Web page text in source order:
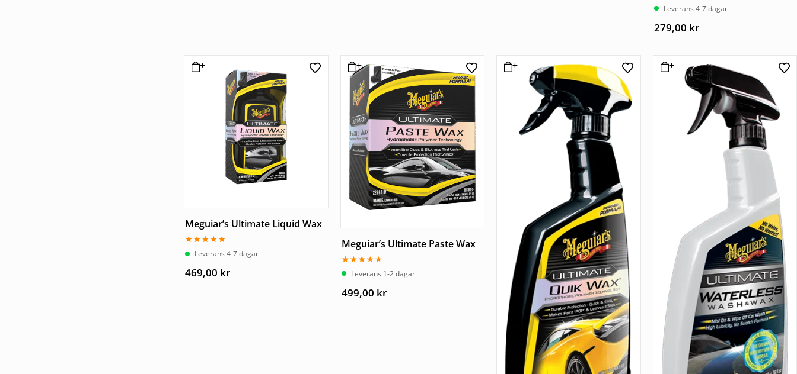
Leverans 4-7 dagar
279,00 kr
Meguiar’s Ultimate Liquid Wax
Betygsatt
5.00Leverans 4-7 dagar
469,00 kr
Meguiar’s Ultimate Paste Wax
Betygsatt
3.00Leverans 1-2 dagar
499,00 kr